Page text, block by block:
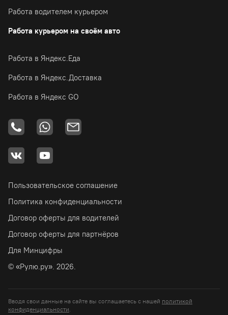
Работа водителем курьером
Работа курьером на своём авто
Работа в Яндекс.Еда
Работа в Яндекс.Доставка
Работа в Яндекс GO
Пользовательское соглашение
Политика конфиденциальности
Договор оферты для водителей
Договор оферты для партнёров
Для Минцифры
© «Рулю.ру». 2026.
Вводя свои данные на сайте вы соглашаетесь с нашей политикой
конфиденциальности